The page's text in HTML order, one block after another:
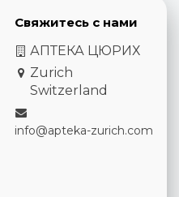
Свяжитесь с нами
АПТЕКА ЦЮРИХ
Zurich
Switzerland
info@apteka-zurich.com